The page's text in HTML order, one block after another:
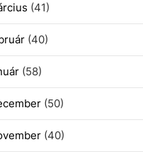
(41)
(40)
(58)
(50)
(40)